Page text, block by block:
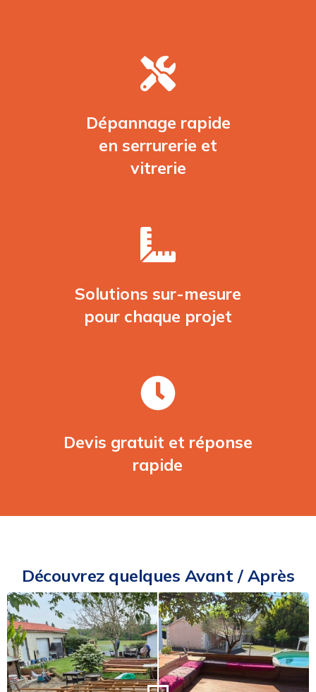
Dépannage rapide
en serrurerie et
vitrerie
Solutions sur-mesure
pour chaque projet
Devis gratuit et réponse
rapide
Découvrez quelques Avant / Après